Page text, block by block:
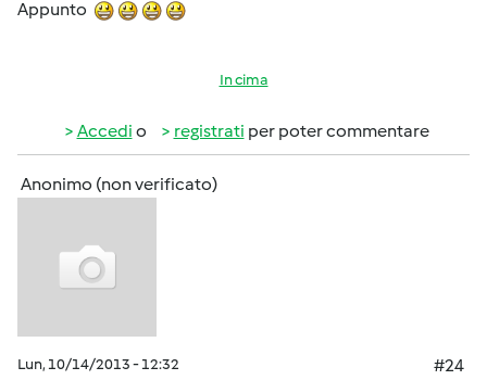
Appunto
In cima
Accedi o registrati per poter commentare
Anonimo (non verificato)
Lun, 10/14/2013 - 12:32
#24